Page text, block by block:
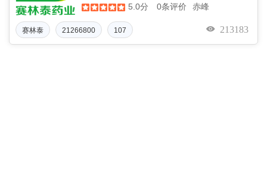
5.0分
0条评价 赤峰
赛林泰 21266800 107 213183